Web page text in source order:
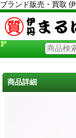
ブランド販売・買取
商品詳細